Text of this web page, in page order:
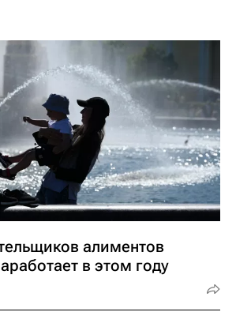
алиментов
в этом году